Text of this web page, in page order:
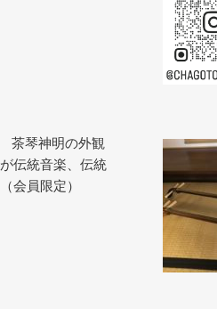
茶琴神明の外観
伝統音楽、伝統
会員限定）